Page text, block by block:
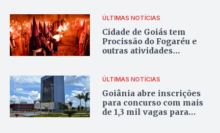
ÚLTIMAS NOTÍCIAS
Cidade de Goiás tem
Procissão do Fogaréu e
outras atividades
programação
ÚLTIMAS NOTÍCIAS
Goiânia abre inscrições
para concurso com mais
de 1,3 mil vagas para